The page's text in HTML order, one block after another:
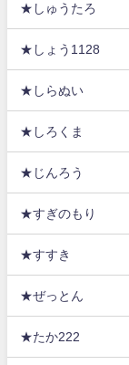
★しゅうたろ
★しょう1128
★しらぬい
★しろくま
★じんろう
★すぎのもり
★すすき
★ぜっとん
★たか222